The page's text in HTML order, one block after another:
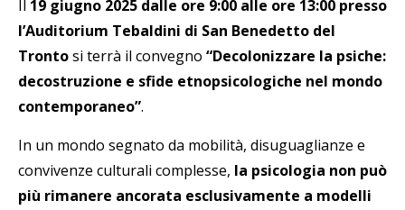
Il 19 giugno 2025 dalle ore 9:00 alle ore 13:00 presso
l’Auditorium Tebaldini di San Benedetto del
Trontosi terrà il convegno “Decolonizzare la psiche:
decostruzione e sfide etnopsicologiche nel mondo
contemporaneo”.
In un mondo segnato da mobilità, disuguaglianze e
convivenze culturali complesse, la psicologia non può
più rimanere ancorata esclusivamente a modelli